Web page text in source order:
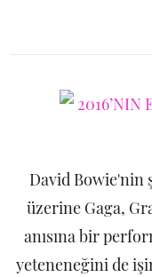
David Bowie'nin
üzerine Gaga,
anısına bir
yeteneneğini de